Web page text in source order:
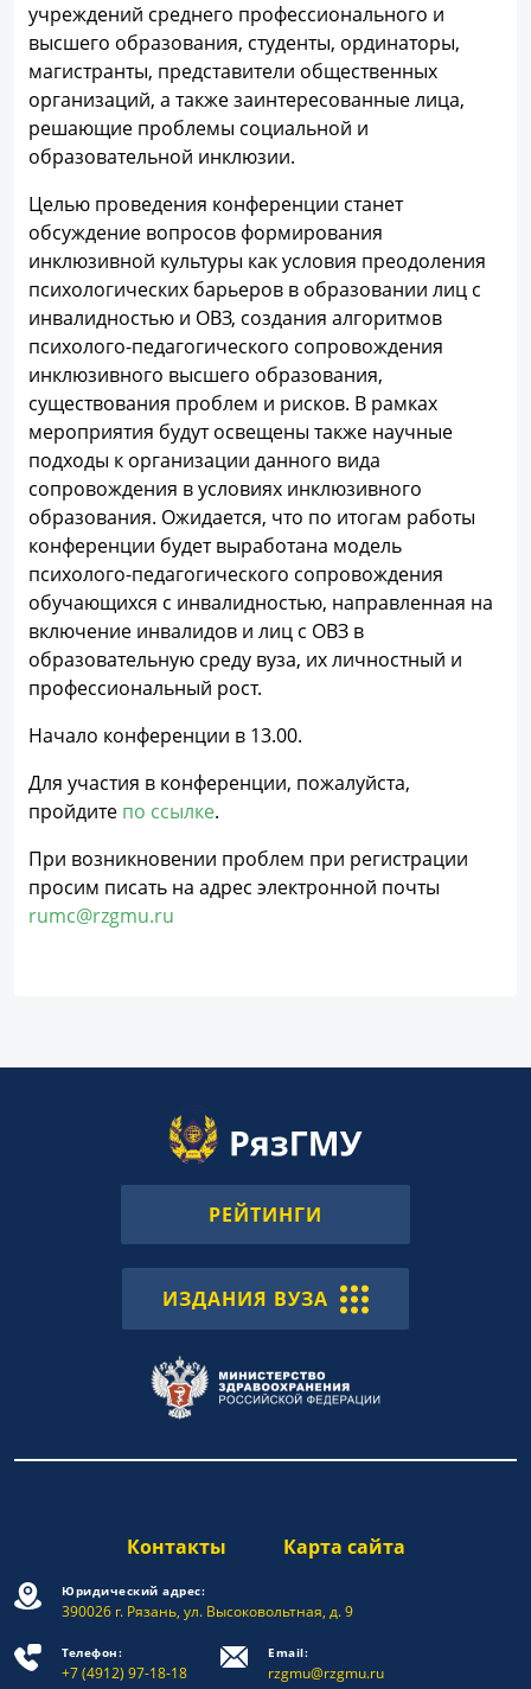
учреждений среднего профессионального и
высшего образования, студенты, ординаторы,
магистранты, представители общественных
организаций, а также заинтересованные лица,
решающие проблемы социальной и
образовательной инклюзии.
Целью проведения конференции станет
обсуждение вопросов формирования
инклюзивной культуры как условия преодоления
психологических барьеров в образовании лиц с
инвалидностью и ОВЗ, создания алгоритмов
психолого-педагогического сопровождения
инклюзивного высшего образования,
существования проблем и рисков. В рамках
мероприятия будут освещены также научные
подходы к организации данного вида
сопровождения в условиях инклюзивного
образования. Ожидается, что по итогам работы
конференции будет выработана модель
психолого-педагогического сопровождения
обучающихся с инвалидностью, направленная на
включение инвалидов и лиц с ОВЗ в
образовательную среду вуза, их личностный и
профессиональный рост.
Начало конференции в 13.00.
Для участия в конференции, пожалуйста,
пройдите по ссылке.
При возникновении проблем при регистрации
просим писать на адрес электронной почты
rumc@rzgmu.ru
РЕЙТИНГИ
ИЗДАНИЯ ВУЗА
Контакты Карта сайта
Юридический адрес:
390026 г. Рязань, ул. Высоковольтная, д. 9
Телефон:
+7 (4912) 97-18-18
Email:
rzgmu@rzgmu.ru